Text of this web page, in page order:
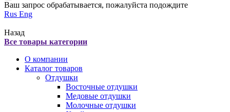
Ваш запрос обрабатывается, пожалуйста подождите
Rus Eng
Назад
Все товары категории
О компании
Каталог товаров
Отдушки
Восточные отдушки
Медовые отдушки
Молочные отдушки